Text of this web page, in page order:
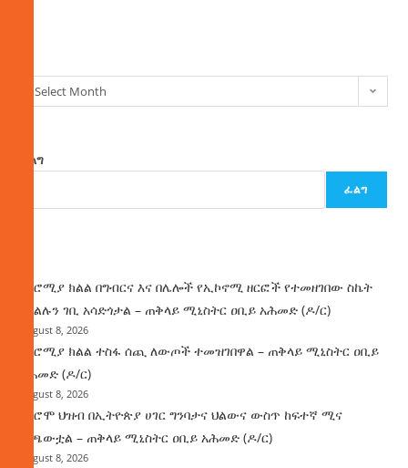
Select Month
ፈልግ
ፈልግ
በኦሮሚያ ክልል በግብርና እና በሌሎች የኢኮኖሚ ዘርፎች የተመዘገበው ስኬት
የክልሉን ገቢ አሳድጎታል – ጠቅላይ ሚኒስትር ዐቢይ አሕመድ (ዶ/ር)
August 8, 2026
በኦሮሚያ ክልል ተስፋ ሰጪ ለውጦች ተመዝገበዋል – ጠቅላይ ሚኒስትር ዐቢይ
አሕመድ (ዶ/ር)
August 8, 2026
የኦሮሞ ህዝብ በኢትዮጵያ ሀገር ግንባታና ህልውና ውስጥ ከፍተኛ ሚና
ተጫውቷል – ጠቅላይ ሚኒስትር ዐቢይ አሕመድ (ዶ/ር)
August 8, 2026